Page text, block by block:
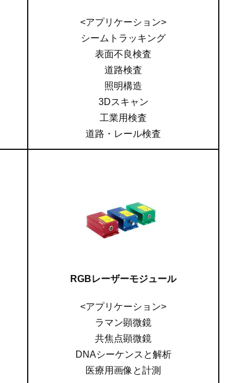
<アプリケーション>
シームトラッキング
表面不良検査
道路検査
照明構造
3Dスキャン
工業用検査
道路・レール検査
RGBレーザーモジュール
<アプリケーション>
ラマン顕微鏡
共焦点顕微鏡
DNAシーケンスと解析
医療用画像と計測